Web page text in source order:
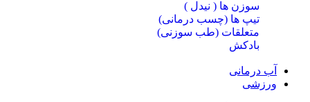
سوزن ها ( نیدل )
تیپ ها (چسب درمانی)
متعلقات (طب سوزنی)
بادکش
آب درمانی
ورزشی